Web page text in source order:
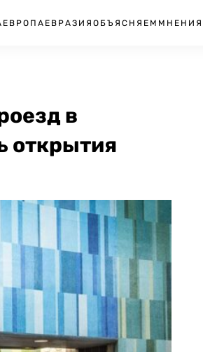
ЕВРОПА ЕВРАЗИЯ ОБЪЯСНЯЕМ МНЕНИЯ
в
открытия